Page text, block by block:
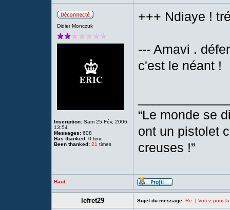
Didier Monczuk
Inscription: Sam 25 Fév, 2006
13:54
Messages: 608
Has thanked: 0 time
Been thanked: 21 times
+++ Ndiaye !
--- Amavi .
c'est le néant !
“Le monde se
ont un pistolet
creuses !”
Haut
lefret29 Sujet du message: Re: [ Votez pour